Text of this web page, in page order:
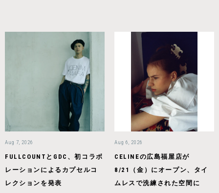
Aug 7, 2026
FULLCOUNTとGDC、初コラボ
レーションによるカプセルコ
レクションを発表
Aug 6, 2026
CELINEの広島福屋店が
8/21（金）にオープン、タイ
ムレスで洗練された空間に